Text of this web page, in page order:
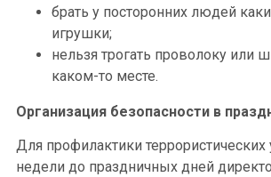
брать у посторонних людей
игрушки;
нельзя трогать проволоку или
каком-то месте.
Организация безопасности в
Для профилактики террористических
недели до праздничных дней